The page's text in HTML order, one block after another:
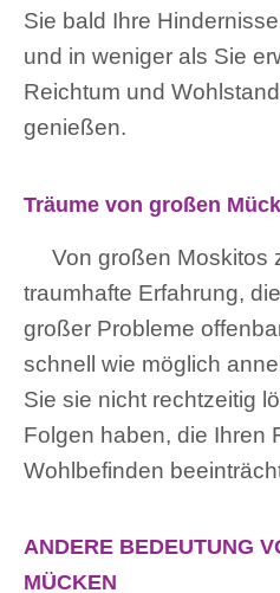
Sie bald Ihre
und in weniger als Sie
Reichtum und
genießen.
Träume von großen
Von großen Moskitos
traumhafte Erfahrung,
großer Probleme
schnell wie möglich
Sie sie nicht rechtzeitig
Folgen haben, die Ihren
Wohlbefinden
ANDERE BEDEUTUNG
MÜCKEN